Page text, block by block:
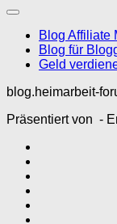
Blog Affiliate
Blog für
Geld
blog.heimarbeit-
Präsentiert von -